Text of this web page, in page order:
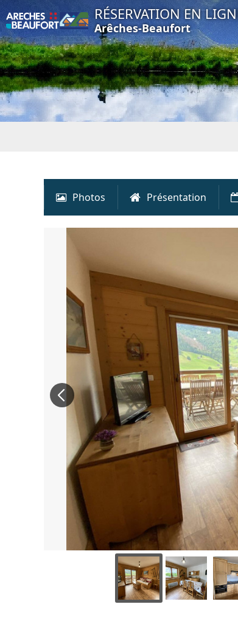
RÉSERVATION EN
Arêches-Beaufort
Photos Présentation